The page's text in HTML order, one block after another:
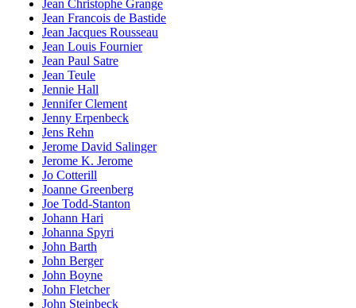
Jean Christophe Grange
Jean Francois de Bastide
Jean Jacques Rousseau
Jean Louis Fournier
Jean Paul Satre
Jean Teule
Jennie Hall
Jennifer Clement
Jenny Erpenbeck
Jens Rehn
Jerome David Salinger
Jerome K. Jerome
Jo Cotterill
Joanne Greenberg
Joe Todd-Stanton
Johann Hari
Johanna Spyri
John Barth
John Berger
John Boyne
John Fletcher
John Steinbeck